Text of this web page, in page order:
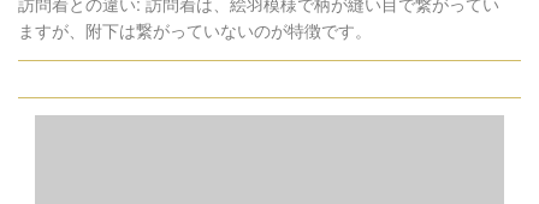
ますが、附下は繋がっていないのが特徴です。